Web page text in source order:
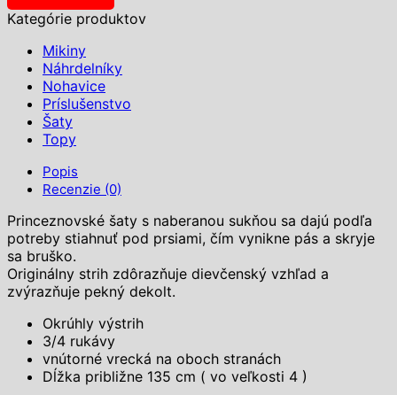
naberanou
Kategórie produktov
Mikiny
Náhrdelníky
Nohavice
Príslušenstvo
Šaty
Topy
Popis
Recenzie (0)
Princeznovské šaty s naberanou sukňou sa dajú podľa
potreby stiahnuť pod prsiami, čím vynikne pás a skryje
sa bruško.
Originálny strih zdôrazňuje dievčenský vzhľad a
zvýrazňuje pekný dekolt.
Okrúhly výstrih
3/4 rukávy
vnútorné vrecká na oboch stranách
Dĺžka približne 135 cm ( vo veľkosti 4 )